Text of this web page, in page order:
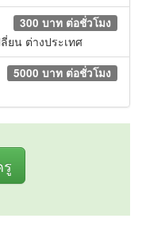
300 บาท ต่อชั่วโมง
ยน ต่างประเทศ
5000 บาท ต่อชั่วโมง